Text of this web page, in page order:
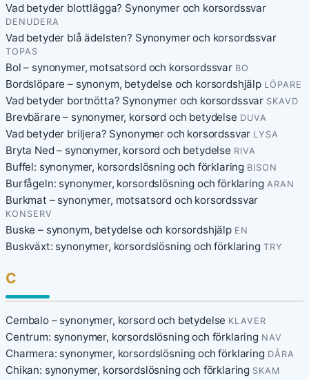
Vad betyder blottlägga? Synonymer och korsordssvar
DENUDERA
Vad betyder blå ädelsten? Synonymer och korsordssvar
TOPAS
Bol – synonymer, motsatsord och korsordssvar BO
Bordslöpare – synonym, betydelse och korsordshjälp LÖPARE
Vad betyder bortnötta? Synonymer och korsordssvar SKAVD
Brevbärare – synonymer, korsord och betydelse DUVA
Vad betyder briljera? Synonymer och korsordssvar LYSA
Bryta Ned – synonymer, korsord och betydelse RIVA
Buffel: synonymer, korsordslösning och förklaring BISON
Burfågeln: synonymer, korsordslösning och förklaring ARAN
Burkmat – synonymer, motsatsord och korsordssvar
KONSERV
Buske – synonym, betydelse och korsordshjälp EN
Buskväxt: synonymer, korsordslösning och förklaring TRY
C
Cembalo – synonymer, korsord och betydelse KLAVER
Centrum: synonymer, korsordslösning och förklaring NAV
Charmera: synonymer, korsordslösning och förklaring DÅRA
Chikan: synonymer, korsordslösning och förklaring SKAM